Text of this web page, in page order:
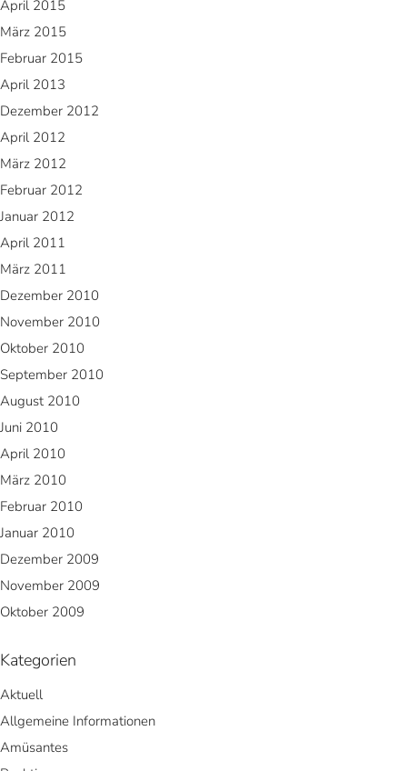
April 2015
März 2015
Februar 2015
April 2013
Dezember 2012
April 2012
März 2012
Februar 2012
Januar 2012
April 2011
März 2011
Dezember 2010
November 2010
Oktober 2010
September 2010
August 2010
Juni 2010
April 2010
März 2010
Februar 2010
Januar 2010
Dezember 2009
November 2009
Oktober 2009
Kategorien
Aktuell
Allgemeine Informationen
Amüsantes